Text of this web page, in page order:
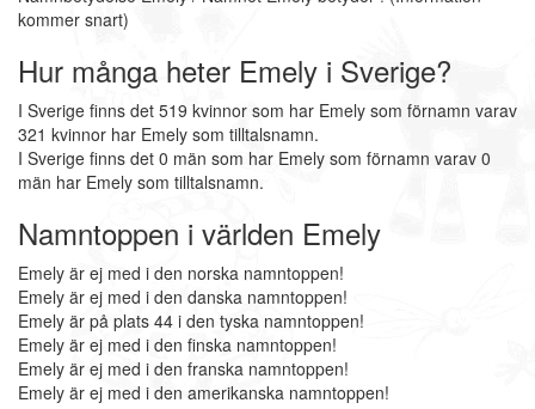
kommer snart)
Hur många heter Emely i Sverige?
I Sverige finns det 519 kvinnor som har Emely som förnamn varav
321 kvinnor har Emely som tilltalsnamn.
I Sverige finns det 0 män som har Emely som förnamn varav 0
män har Emely som tilltalsnamn.
Namntoppen i världen Emely
Emely är ej med i den norska namntoppen!
Emely är ej med i den danska namntoppen!
Emely är på plats 44 i den tyska namntoppen!
Emely är ej med i den finska namntoppen!
Emely är ej med i den franska namntoppen!
Emely är ej med i den amerikanska namntoppen!